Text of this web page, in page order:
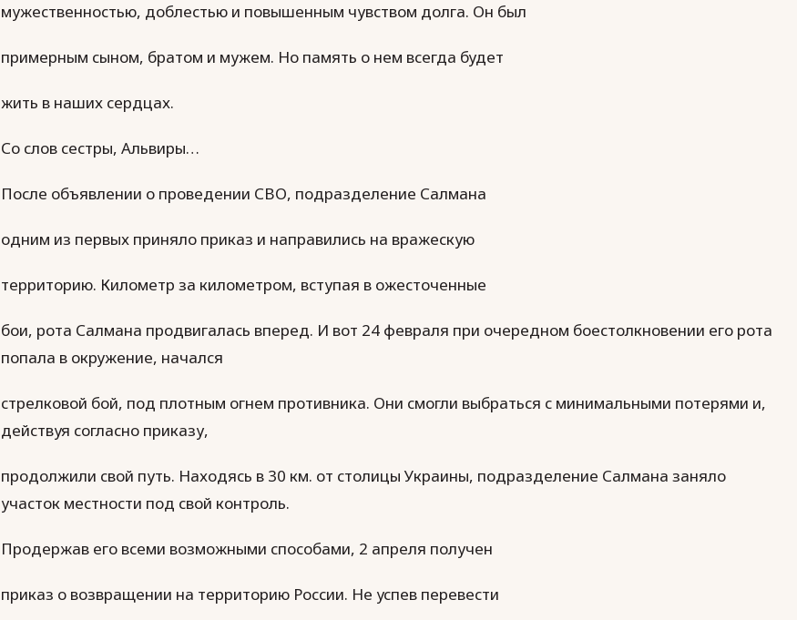
мужественностью, доблестью и повышенным чувством долга. Он был
примерным сыном, братом и мужем. Но память о нем всегда будет
жить в наших сердцах.
Со слов сестры, Альвиры…
После объявлении о проведении СВО, подразделение Салмана
одним из первых приняло приказ и направились на вражескую
территорию. Километр за километром, вступая в ожесточенные
бои, рота Салмана продвигалась вперед. И вот 24 февраля при очередном боестолкновении его рота
попала в окружение, начался
стрелковой бой, под плотным огнем противника. Они смогли выбраться с минимальными потерями и,
действуя согласно приказу,
продолжили свой путь. Находясь в 30 км. от столицы Украины, подразделение Салмана заняло
участок местности под свой контроль.
Продержав его всеми возможными способами, 2 апреля получен
приказ о возвращении на территорию России. Не успев перевести